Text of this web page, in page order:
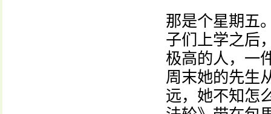
那是个星期五
子们上学之后
极高的人，一
周末她的先生
远，她不知怎